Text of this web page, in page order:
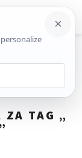
ZA TAG „
”